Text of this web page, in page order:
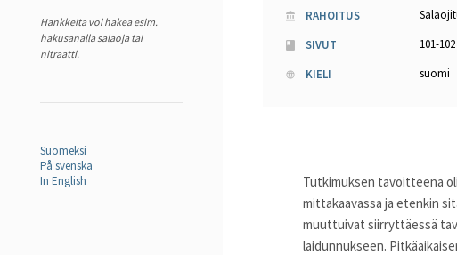
Hankkeita voi hakea esim.
hakusanalla salaoja tai
nitraatti.
Suomeksi
På svenska
In English
RAHOITUS
SIVUT
101-102
KIELI
suomi
Tutkimuksen tavoitteena
mittakaavassa ja etenkin
muuttuivat siirryttäessä
laidunnukseen.